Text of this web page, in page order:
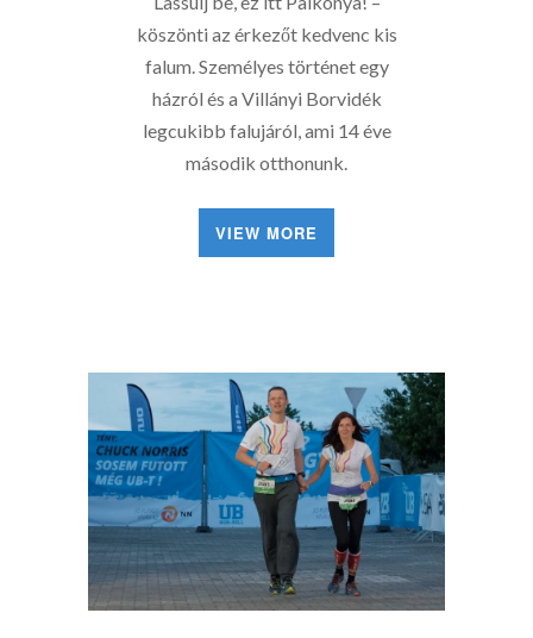
köszönti az érkezőt kedvenc kis
falum. Személyes történet egy
házról és a Villányi Borvidék
legcukibb falujáról, ami 14 éve
második otthonunk.
VIEW MORE